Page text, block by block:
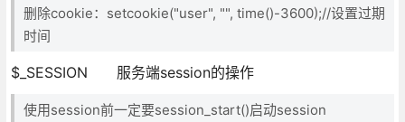
删除cookie：setcookie("user", "", time()-3600);//设置过期
时间
$_SESSION 服务端session的操作
使用session前一定要session_start()启动session